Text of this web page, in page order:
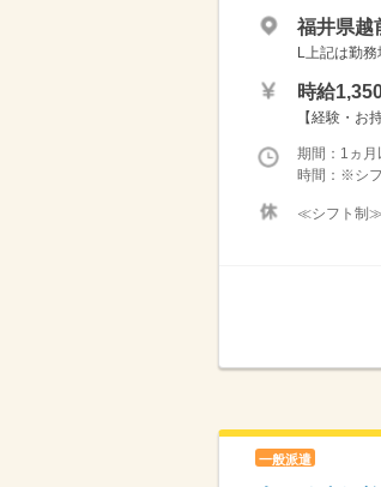
福井県越
L上記は勤務
時給
【経験・お
期間：1ヵ
時間：※シ
≪シフト制≫
一般派遣